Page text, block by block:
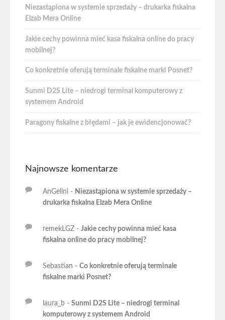
Niezastąpiona w systemie sprzedaży – drukarka fiskalna
Elzab Mera Online
Jakie cechy powinna mieć kasa fiskalna online do pracy
mobilnej?
Co konkretnie oferują terminale fiskalne marki Posnet?
Sunmi D2S Lite – niedrogi terminal komputerowy z
systemem Android
Paragony fiskalne z błędami – jak je ewidencjonować?
Najnowsze komentarze
AnGelini - Niezastąpiona w systemie sprzedaży –
drukarka fiskalna Elzab Mera Online
remekLGZ - Jakie cechy powinna mieć kasa
fiskalna online do pracy mobilnej?
Sebastian - Co konkretnie oferują terminale
fiskalne marki Posnet?
laura_b - Sunmi D2S Lite – niedrogi terminal
komputerowy z systemem Android